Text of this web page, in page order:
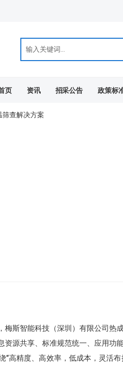
页 资讯 招采公告 政策标
筛查解决方案
斯智能科技（深圳）有限公司热
资源共享、标准规范统一、应用功
高精度、高效率，低成本，灵活
梅斯智慧
梅斯互联